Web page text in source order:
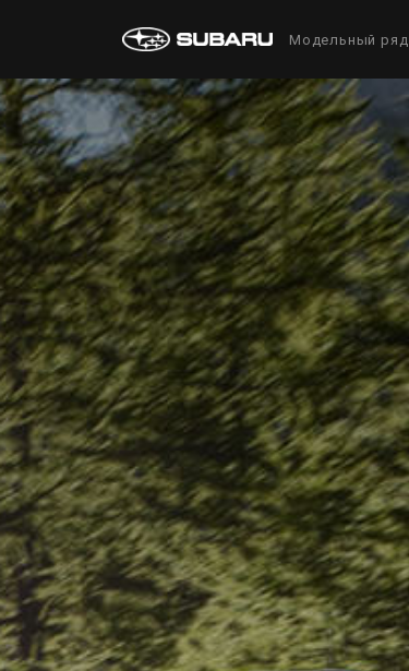
Модельный ряд